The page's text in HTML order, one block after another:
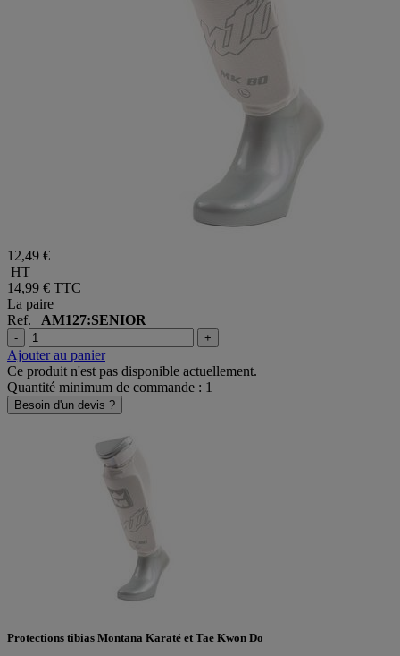
12,49 €
HT
14,99 € TTC
La paire
Ref. AM127:SENIOR
- +
Ajouter au panier
Ce produit n'est pas disponible actuellement.
Quantité minimum de commande : 1
Besoin d'un devis ?
Protections tibias Montana Karaté et Tae Kwon Do